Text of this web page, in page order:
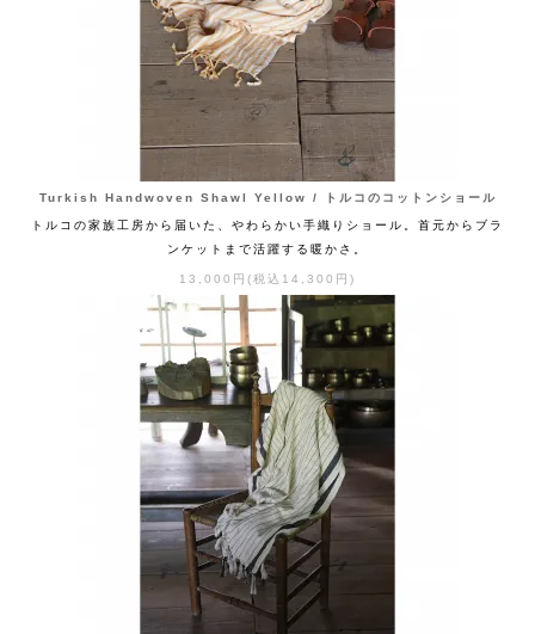
Turkish Handwoven Shawl Yellow / トルコのコットンショール
トルコの家族工房から届いた、やわらかい手織りショール。首元からブラ
ンケットまで活躍する暖かさ。
13,000円(税込14,300円)